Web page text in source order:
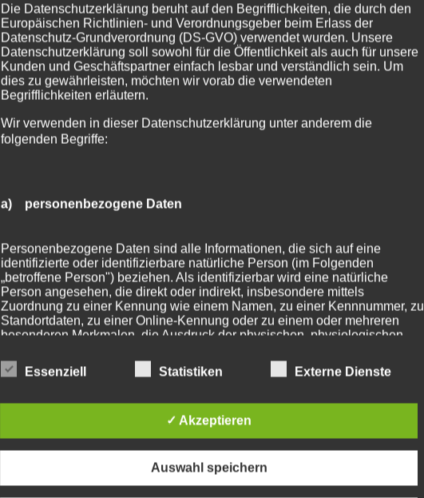
Die Datenschutzerklärung beruht auf den Begrifflichkeiten, die durch den
Europäischen Richtlinien- und Verordnungsgeber beim Erlass der
Datenschutz-Grundverordnung (DS-GVO) verwendet wurden. Unsere
Datenschutzerklärung soll sowohl für die Öffentlichkeit als auch für unsere
Kunden und Geschäftspartner einfach lesbar und verständlich sein. Um
dies zu gewährleisten, möchten wir vorab die verwendeten
Begrifflichkeiten erläutern.
Wir verwenden in dieser Datenschutzerklärung unter anderem die
folgenden Begriffe:
a) personenbezogene Daten
Personenbezogene Daten sind alle Informationen, die sich auf eine
identifizierte oder identifizierbare natürliche Person (im Folgenden
„betroffene Person") beziehen. Als identifizierbar wird eine natürliche
Person angesehen, die direkt oder indirekt, insbesondere mittels
Zuordnung zu einer Kennung wie einem Namen, zu einer Kennnummer, zu
Standortdaten, zu einer Online-Kennung oder zu einem oder mehreren
besonderen Merkmalen, die Ausdruck der physischen, physiologischen,
Identität dieser natürlichen Person sind, identifiziert werden kann.
Betroffene Person ist jede identifizierte oder identifizierbare natürliche
Person, deren personenbezogene Daten von dem für die Verarbeitung
Verantwortlichen verarbeitet werden.
Essenziell Statistiken Externe Dienste
✓ Akzeptieren
Auswahl speichern